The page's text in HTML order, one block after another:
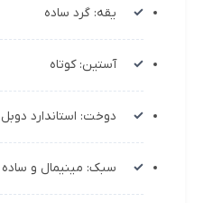
یقه: گرد ساده
آستین: کوتاه
دوخت: استاندارد دوبل
سبک: مینیمال و ساده